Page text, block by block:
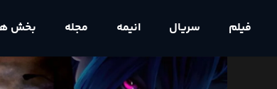
فیلم سریال انیمه مجله بخش